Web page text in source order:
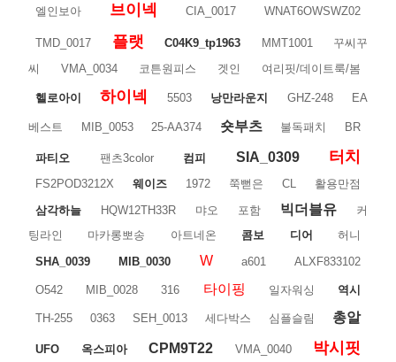
엘인보아 브이넥 CIA_0017 WNAT6OWSWZ02
TMD_0017 플랫 C04K9_tp1963 MMT1001
꾸씨꾸
씨
VMA_0034 코튼원피스 겟인 여리핏/데이트룩/봄
헬로아이 하이넥 5503 낭만라운지 GHZ-248 EA
베스트 MIB_0053 25-AA374 숏부츠 불독패치 BR
파티오 팬츠3color 컴피 SIA_0309 터치
FS2POD3212X 웨이즈 1972 쭉뻗은 CL
활용만점
삼각하늘
HQW12TH33R 먀오 포함 빅더블유
커
팅라인
마카롱뽀송 아트네온 콤보 디어
허니
SHA_0039
MIB_0030 W a601 ALXF833102
O542 MIB_0028 316 타이핑 일자워싱 역시
TH-255 0363 SEH_0013 세다박스 심플슬림 총알
UFO 옥스피아 CPM9T22 VMA_0040 박시핏